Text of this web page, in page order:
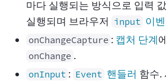
마다 실행되는 방식으로 입력
실행되며 브라우저 input 이
onChangeCapture : 캡처 단계
onChange .
onInput : Event 핸들러 함수.